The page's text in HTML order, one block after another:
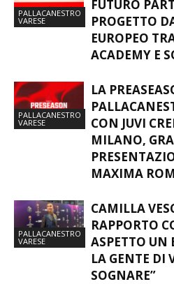
PALLACANESTRO
VARESE
FUTURO
PROGETTO
EUROPEO
ACADEMY E
PALLACANESTRO
VARESE
LA
CON JUVI
MILANO,
MAXIMA
PALLACANESTRO
VARESE
CAMILLA
RAPPORTO
ASPETTO UN
LA GENTE DI
SOGNARE”